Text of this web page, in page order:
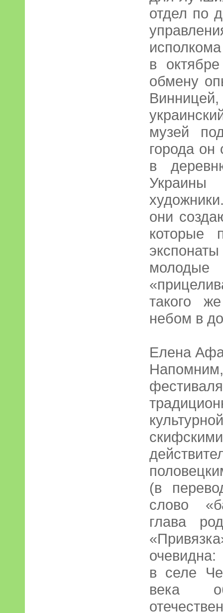
отдел по
в
обмену
Винницей,
музей
города он
в
они
которые
такого
небом в
Елена
(в
слово
глава
в селе
века